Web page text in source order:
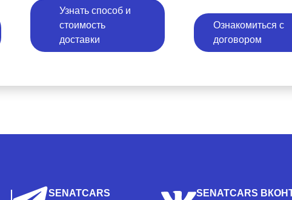
Узнать способ и
стоимость
доставки
Ознакомиться с
договором
SENATCARS SENATCARS